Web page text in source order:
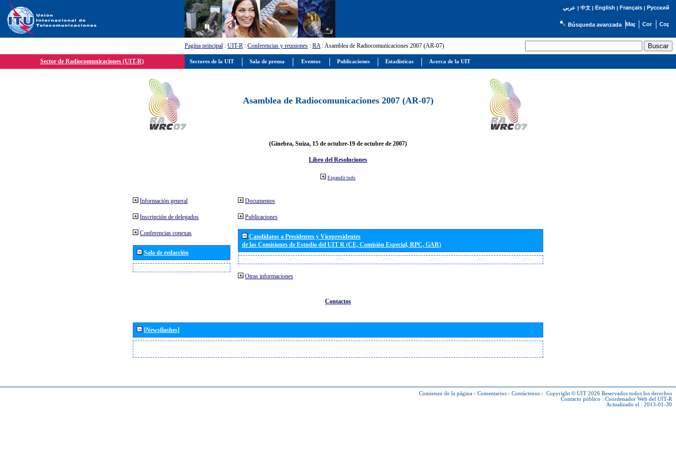
عربي | 中文| English | Français| Русский
Búsqueda avanzada
Pagína principal : UIT-R : Conferencias y reuniones : RA: Asamblea de Radiocomunicaciones 2007 (AR-07)
Sector de Radiocomunicaciones (UIT-R)
Asamblea de Radiocomunicaciones 2007 (AR-07)
(Ginebra, Suiza, 15 de octubre-19 de octubre de 2007)
Libro del Resoluciones
Expandir todo
Información general
Inscripción de delegados
Conferencias conexas
Sala de redacción
Documentos
Publicaciones
Candidatos a Presidentes y Vicepresidentes
de las Comisiones de Estudio del UIT R (CE, Comisión Especial, RPC, GAR)
Otras informaciones
Contactos
[Newsflashes]
Comienzo de la página - Comentarios - Contáctenos - Copyright © UIT 2026 Reservados todos los derechos
Contacto público : Coordenador Web del UIT-R
Actualizado el : 2013-01-30
Sectores de la UIT Sala de prensa Eventos Publicaciones Estadísticas Acerca de la UIT